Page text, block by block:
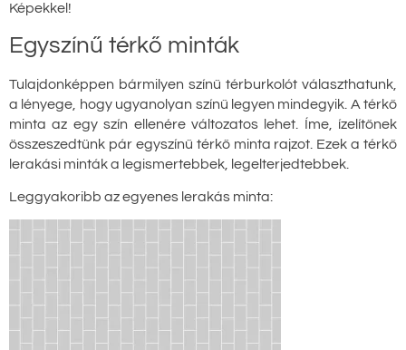
Képekkel!
Egyszínű térkő minták
Tulajdonképpen bármilyen színű térburkolót választhatunk,
a lényege, hogy ugyanolyan színű legyen mindegyik. A térkő
minta az egy szín ellenére változatos lehet. Íme, ízelítőnek
összeszedtünk pár egyszínű térkő minta rajzot. Ezek a térkő
lerakási minták a legismertebbek, legelterjedtebbek.
Leggyakoribb az egyenes lerakás minta: